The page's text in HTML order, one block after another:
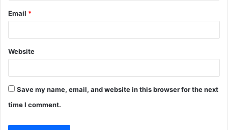
Email *
Website
Save my name, email, and website in this browser for the next
time I comment.